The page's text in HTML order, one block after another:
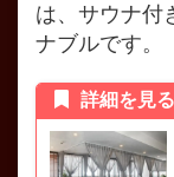
は、サウナ付
ナブルです。
詳細を見る